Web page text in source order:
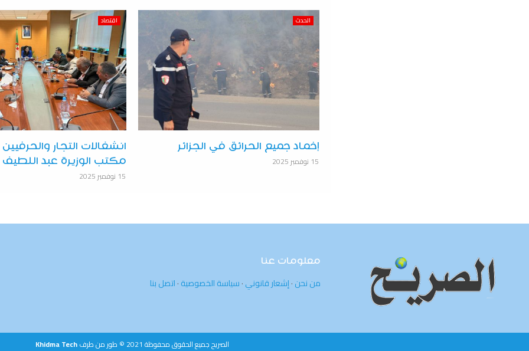
الحدث
إخماد جميع الحرائق في الجزائر
15 نوفمبر 2025
اقتصاد
انشغالات التجار
مكتب الوزيرة عبد اللطيف
15 نوفمبر 2025
معلومات عنا
من نحن·إشعار قانوني·سياسة الخصوصية·اتصل بنا
الصريح جميع الحقوق محفوظة 2021 © طور من طرف Khidma Tech